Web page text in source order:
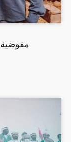
مفوضية